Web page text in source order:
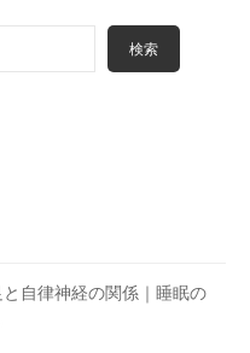
検索
と自律神経の関係｜睡眠の